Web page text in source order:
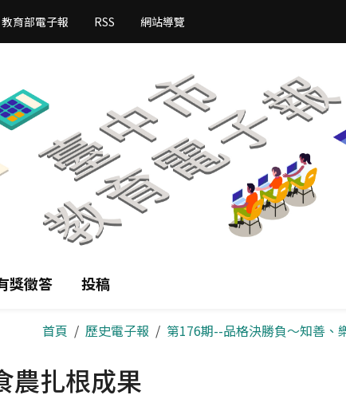
教育部電子報 RSS 網站導覽
獎徵答 投稿
首頁 歷史電子報 第176期--品格決勝負～知善、
農扎根成果